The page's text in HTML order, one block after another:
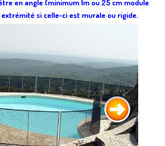
en angle (minimum 1m ou 25 cm module
si celle-ci est murale ou rigide.